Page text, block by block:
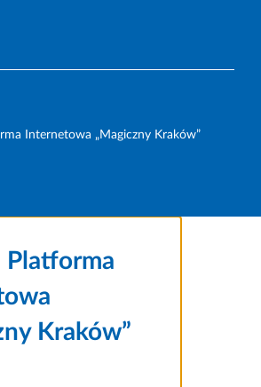
Internetowa „Magiczny Kraków”
Platforma
Kraków”